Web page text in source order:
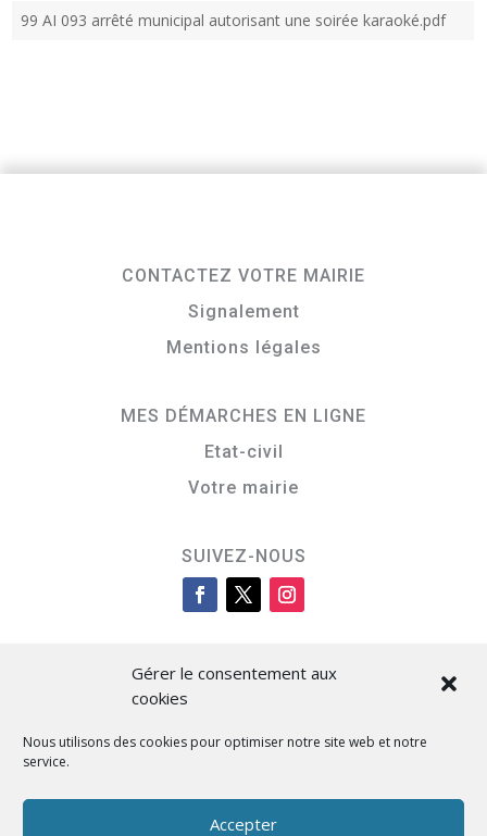
Gérer le consentement aux
cookies
Nous utilisons des cookies pour optimiser notre site web et notre
service.
Accepter
99 AI 093 arrêté municipal autorisant une soirée karaoké.pdf
CONTACTEZ VOTRE MAIRIE
Signalement
Mentions légales
MES DÉMARCHES EN LIGNE
Etat-civil
Votre mairie
SUIVEZ-NOUS
Cità di L’Isula